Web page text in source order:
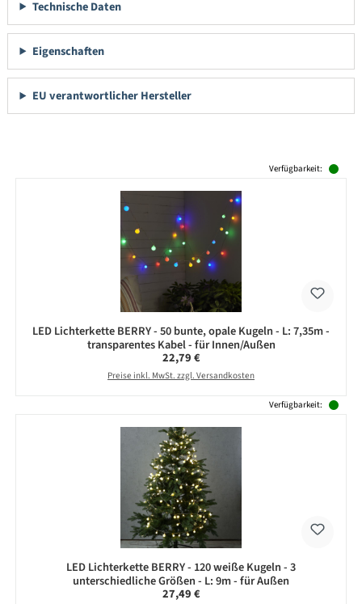
Technische Daten
Eigenschaften
EU verantwortlicher Hersteller
Verfügbarkeit:
LED Lichterkette BERRY - 50 bunte, opale Kugeln - L: 7,35m -
transparentes Kabel - für Innen/Außen
Regulärer Preis:
22,79 €
Preise inkl. MwSt. zzgl. Versandkosten
Verfügbarkeit:
LED Lichterkette BERRY - 120 weiße Kugeln - 3
unterschiedliche Größen - L: 9m - für Außen
Regulärer Preis:
27,49 €